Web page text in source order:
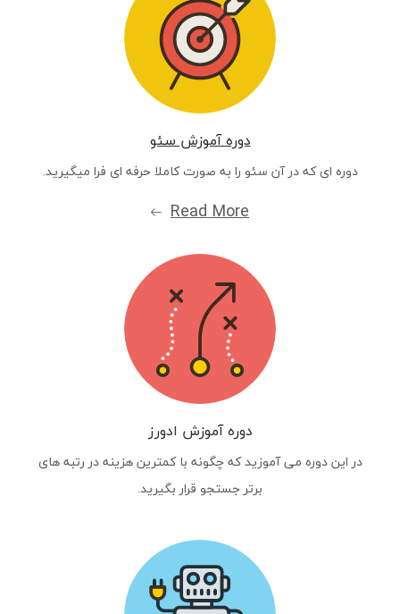
دوره آموزش سئو
دوره ای که در آن سئو را به صورت کاملا حرفه ای فرا میگیرید.
Read More
دوره آموزش ادورز
در این دوره می آموزید که چگونه با کمترین هزینه در رتبه های
برتر جستجو قرار بگیرید.